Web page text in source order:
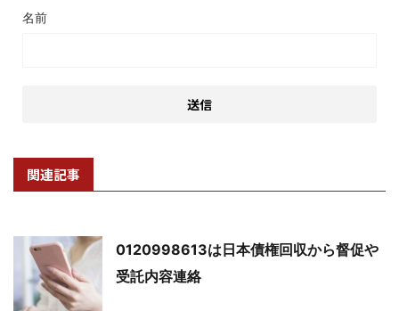
名前
関連記事
0120998613は日本債権回収から督促や
受託内容連絡